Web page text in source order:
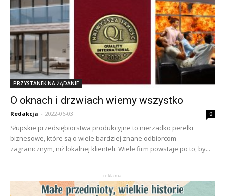
PRZYSTANEK NA ŻĄDANIE
O oknach i drzwiach wiemy wszystko
Redakcja - 2022-06-03 0
Słupskie przedsiębiorstwa produkcyjne to nierzadko perełki
biznesowe, które są o wiele bardziej znane odbiorcom
zagranicznym, niż lokalnej klienteli. Wiele firm powstaje po to, by...
- reklama -